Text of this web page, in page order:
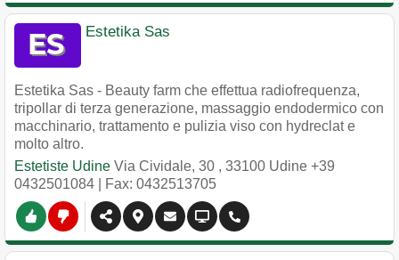
Estetika Sas
Estetika Sas - Beauty farm che effettua radiofrequenza,
tripollar di terza generazione, massaggio endodermico con
macchinario, trattamento e pulizia viso con hydreclat e
molto altro.
Estetiste Udine Via Cividale, 30 , 33100 Udine +39
0432501084 | Fax: 0432513705